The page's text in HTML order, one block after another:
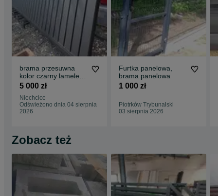
brama przesuwna
kolor czarny lamele
wym 4920x1635
5 000 zł
Niechcice
Odświeżono dnia 04 sierpnia
2026
Furtka panelowa,
brama panelowa
1 000 zł
Piotrków Trybunalski
03 sierpnia 2026
Zobacz też